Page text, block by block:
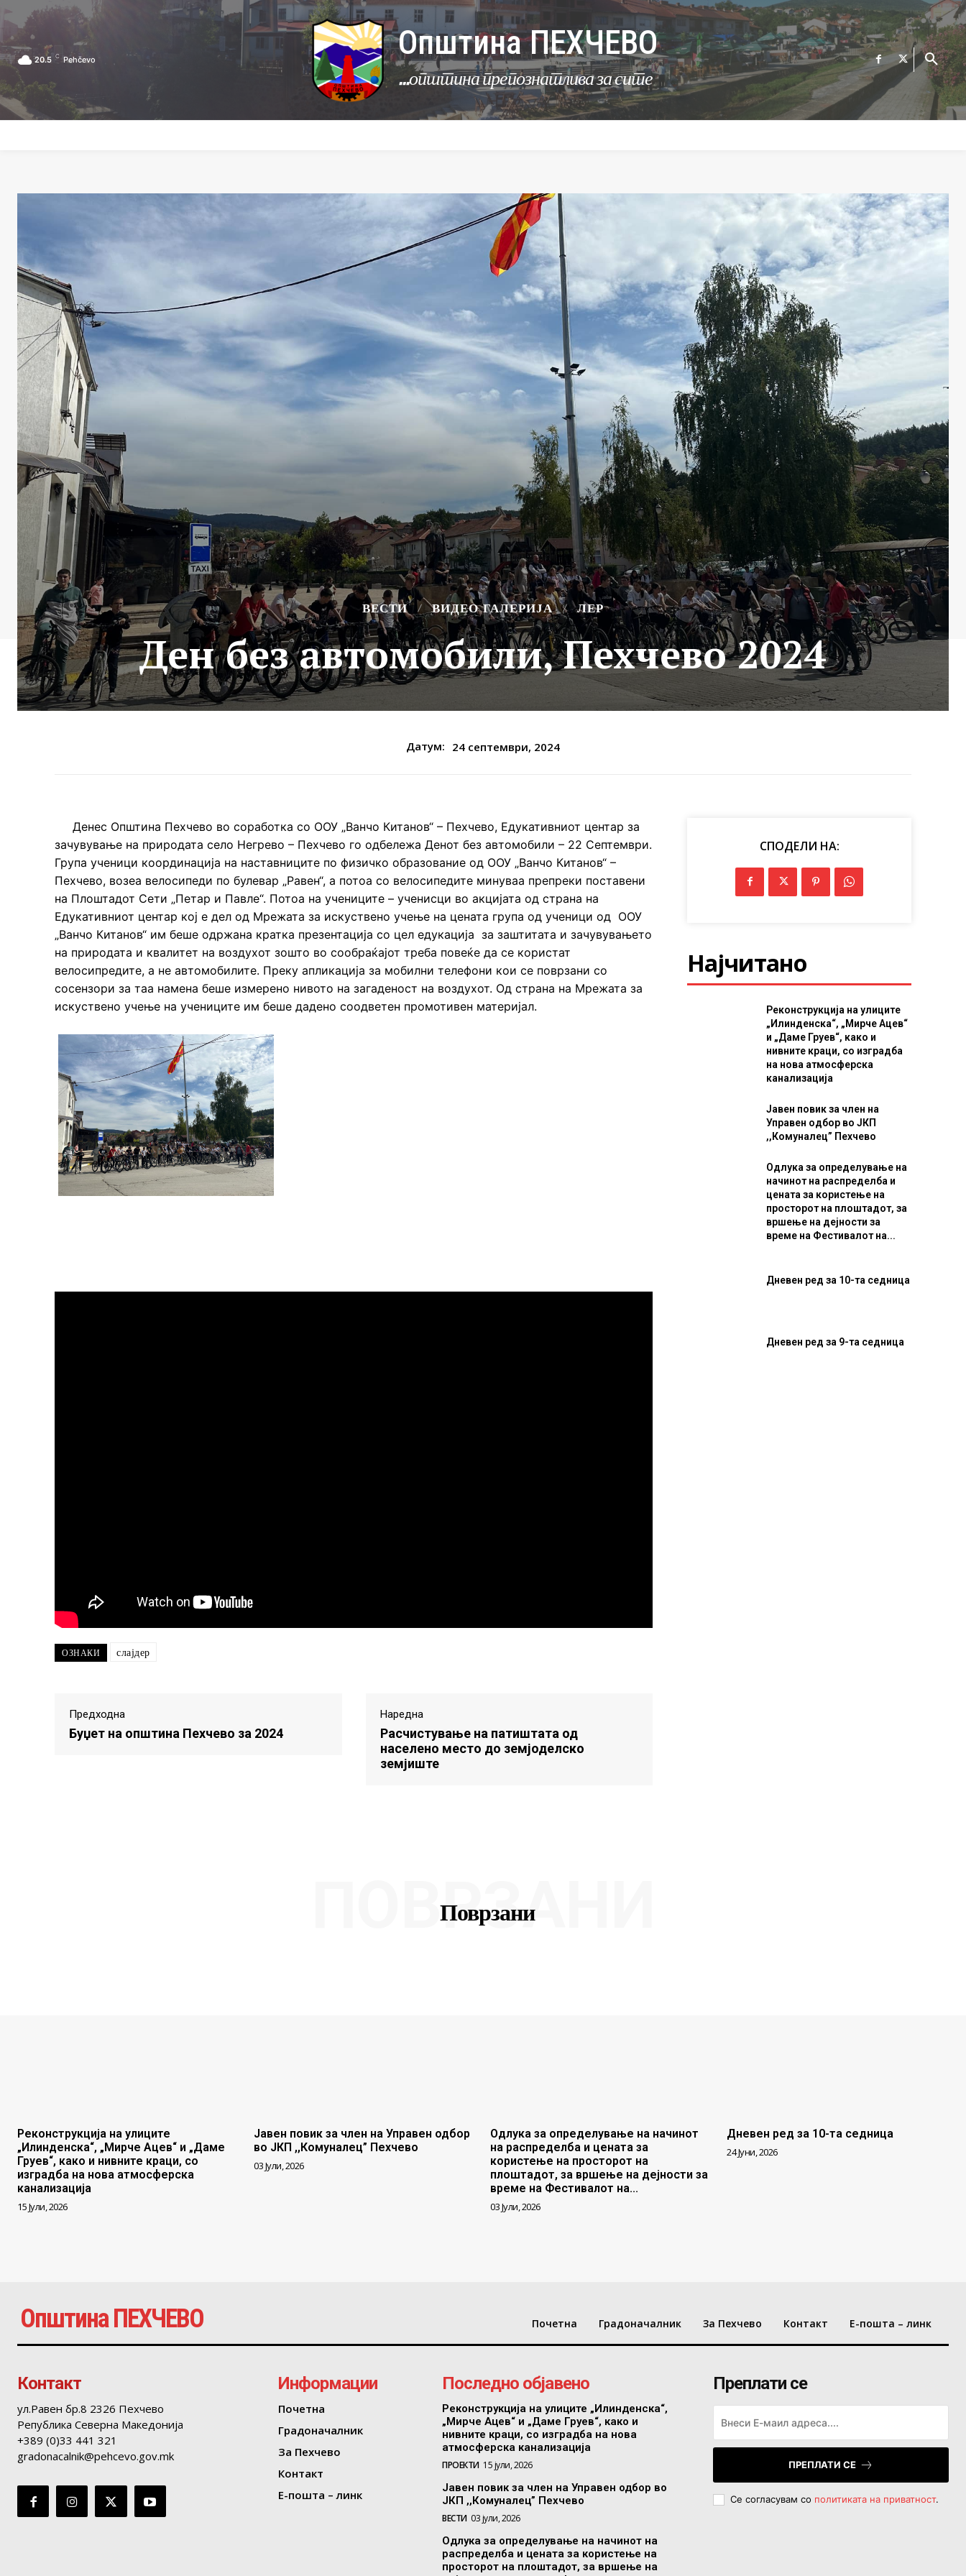
20.5 C Pehčevo Општина ПЕХЧЕВО
...општина препознатлива за сите
ВЕСТИ ВИДЕО ГАЛЕРИЈА ЛЕР
Ден без автомобили, Пехчево 2024
Датум: 24 септември, 2024
Денес Општина Пехчево во соработка со ООУ „Ванчо Китанов“ – Пехчево, Едукативниот центар за
зачувување на природата село Негрево – Пехчево го одбележа Денот без автомобили – 22 Септември.
Група ученици координација на наставниците по физичко образование од ООУ „Ванчо Китанов“ –
Пехчево, возеа велосипеди по булевар „Равен“, а потоа со велосипедите минуваа препреки поставени
на Плоштадот Сети „Петар и Павле“. Потоа на учениците – ученисци во акцијата од страна на
Едукативниот центар кој е дел од Мрежата за искуствено учење на цената група од ученици од ООУ
„Ванчо Китанов“ им беше одржана кратка презентација со цел едукација за заштитата и зачувувањето
на природата и квалитет на воздухот зошто во сообраќајот треба повеќе да се користат
велосипредите, а не автомобилите. Преку апликација за мобилни телефони кои се поврзани со
сосензори за таа намена беше измерено нивото на загаденост на воздухот. Од страна на Мрежата за
искуствено учење на учениците им беше дадено соодветен промотивен материјал.
ОЗНАКИ слајдер
Предходна
Буџет на општина Пехчево за 2024
Наредна
Расчистување на патиштата од
населено место до земјоделско
земјиште
СПОДЕЛИ НА:
Најчитано
Реконструкција на улиците
„Илинденска“, „Мирче Ацев“
и „Даме Груев“, како и
нивните краци, со изградба
на нова атмосферска
канализација
Јавен повик за член на
Управен одбор во ЈКП
,,Комуналец” Пехчево
Одлука за определување на
начинот на распределба и
цената за користење на
просторот на плоштадот, за
вршење на дејности за
време на Фестивалот на...
Дневен ред за 10-та седница
Дневен ред за 9-та седница
Поврзани
ПОВРЗАНИ
Реконструкција на улиците
„Илинденска“, „Мирче Ацев“ и „Даме
Груев“, како и нивните краци, со
изградба на нова атмосферска
канализација
15 Јули, 2026
Јавен повик за член на Управен одбор
во ЈКП ,,Комуналец” Пехчево
03 Јули, 2026
Одлука за определување на начинот
на распределба и цената за
користење на просторот на
плоштадот, за вршење на дејности за
време на Фестивалот на...
03 Јули, 2026
Дневен ред за 10-та седница
24 Јуни, 2026
Општина ПЕХЧЕВО Почетна Градоначалник За Пехчево Контакт Е-пошта – линк
Контакт
ул.Равен бр.8 2326 Пехчево
Република Северна Македонија
+389 (0)33 441 321
gradonacalnik@pehcevo.gov.mk
Информации
Почетна
Градоначалник
За Пехчево
Контакт
Е-пошта – линк
Последно објавено
Реконструкција на улиците „Илинденска“,
„Мирче Ацев“ и „Даме Груев“, како и
нивните краци, со изградба на нова
атмосферска канализација
ПРОЕКТИ 15 јули, 2026
Јавен повик за член на Управен одбор во
ЈКП ,,Комуналец” Пехчево
ВЕСТИ 03 јули, 2026
Одлука за определување на начинот на
распределба и цената за користење на
просторот на плоштадот, за вршење на
Преплати се
ПРЕПЛАТИ СЕ
Се согласувам со политиката на приватност.